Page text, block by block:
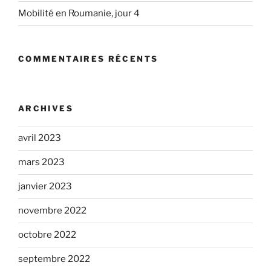
Mobilité en Roumanie, jour 4
COMMENTAIRES RÉCENTS
ARCHIVES
avril 2023
mars 2023
janvier 2023
novembre 2022
octobre 2022
septembre 2022